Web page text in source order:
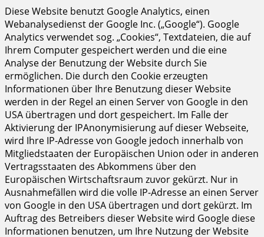
Diese Website benutzt Google Analytics, einen
Webanalysedienst der Google Inc. („Google“). Google
Analytics verwendet sog. „Cookies“, Textdateien, die auf
Ihrem Computer gespeichert werden und die eine
Analyse der Benutzung der Website durch Sie
ermöglichen. Die durch den Cookie erzeugten
Informationen über Ihre Benutzung dieser Website
werden in der Regel an einen Server von Google in den
USA übertragen und dort gespeichert. Im Falle der
Aktivierung der IPAnonymisierung auf dieser Webseite,
wird Ihre IP-Adresse von Google jedoch innerhalb von
Mitgliedstaaten der Europäischen Union oder in anderen
Vertragsstaaten des Abkommens über den
Europäischen Wirtschaftsraum zuvor gekürzt. Nur in
Ausnahmefällen wird die volle IP-Adresse an einen Server
von Google in den USA übertragen und dort gekürzt. Im
Auftrag des Betreibers dieser Website wird Google diese
Informationen benutzen, um Ihre Nutzung der Website